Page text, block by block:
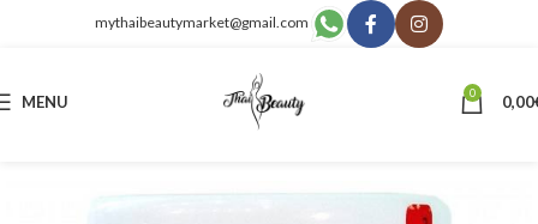
mythaibeautymarket@gmail.com
MENU 0 0,00